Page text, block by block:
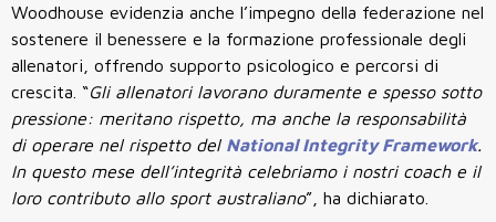
Woodhouse evidenzia anche l’impegno della federazione nel
sostenere il benessere e la formazione professionale degli
allenatori, offrendo supporto psicologico e percorsi di
crescita. “Gli allenatori lavorano duramente e spesso sotto
pressione: meritano rispetto, ma anche la responsabilità
di operare nel rispetto del National Integrity Framework.
In questo mese dell’integrità celebriamo i nostri coach e il
loro contributo allo sport australiano”, ha dichiarato.